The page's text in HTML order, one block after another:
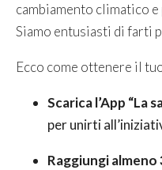
cambiamento climatico
Siamo entusiasti di farti
Ecco come ottenere il
Scarica l’App “La
per unirti
Raggiungi